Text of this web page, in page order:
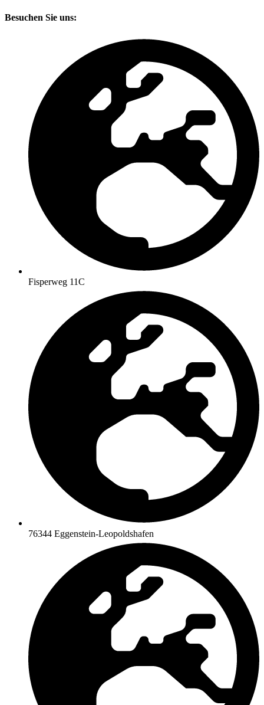
Besuchen Sie uns:
Fisperweg 11C
76344 Eggenstein-Leopoldshafen